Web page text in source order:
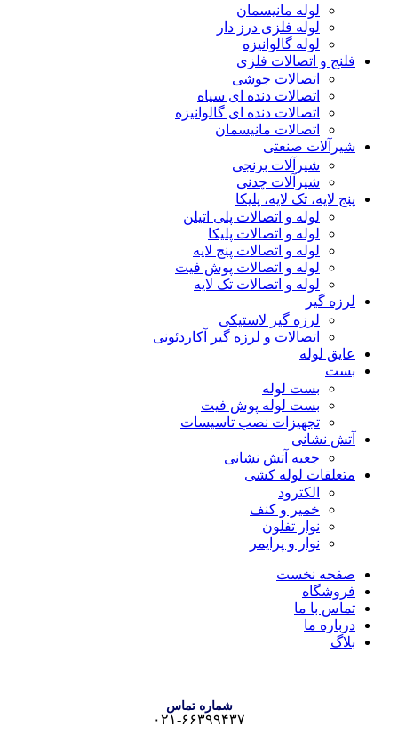
لوله مانیسمان
لوله فلزی درز دار
لوله گالوانیزه
فلنج و اتصالات فلزی
اتصالات جوشی
اتصالات دنده ای سیاه
اتصالات دنده ای گالوانیزه
اتصالات مانیسمان
شیرآلات صنعتی
شیرآلات برنجی
شیرآلات چدنی
پنج لایه، تک لایه، پلیکا
لوله و اتصالات پلی اتیلن
لوله و اتصالات پلیکا
لوله و اتصالات پنج لایه
لوله و اتصالات پوش فیت
لوله و اتصالات تک لایه
لرزه گیر
لرزه گیر لاستیکی
اتصالات و لرزه گیر آکاردئونی
عایق لوله
بست
بست لوله
بست لوله پوش فیت
تجهیزات نصب تاسیسات
آتش نشانی
جعبه آتش نشانی
متعلقات لوله کشی
الکترود
خمیر و کنف
نوار تفلون
نوار و پرایمر
صفحه نخست
فروشگاه
تماس با ما
درباره ما
بلاگ
شماره تماس
۰۲۱-۶۶۳۹۹۴۳۷